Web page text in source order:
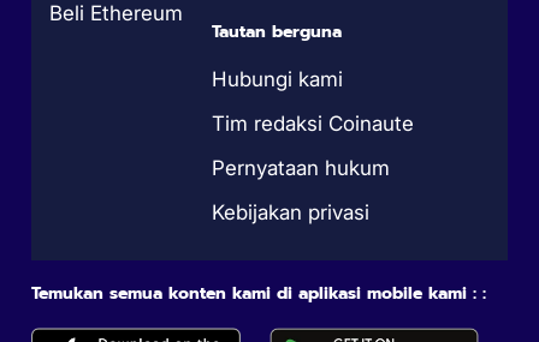
Beli Ethereum
Tautan berguna
Hubungi kami
Tim redaksi Coinaute
Pernyataan hukum
Kebijakan privasi
Temukan semua konten kami di aplikasi mobile kami : :